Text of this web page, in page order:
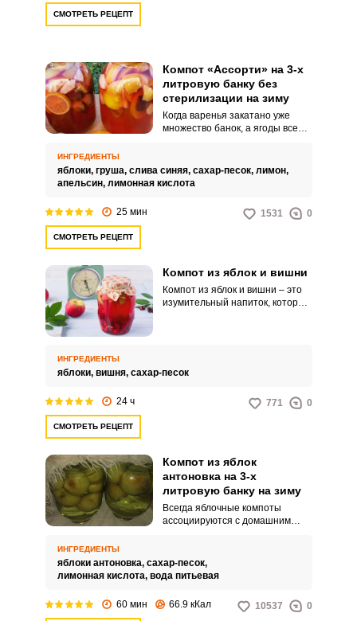
СМОТРЕТЬ РЕЦЕПТ
Компот «Ассорти» на 3-х
литровую банку без
стерилизации на зиму
Когда варенья закатано уже
множество банок, а ягоды все
компота «Ассорти» на 3-х
литровую банку без
безумно вкусным, насыщенным
ИНГРЕДИЕНТЫ
яблоки, груша, слива синяя, сахар-песок, лимон,
апельсин, лимонная кислота
25 мин 1531 0
СМОТРЕТЬ РЕЦЕПТ
Компот из яблок и вишни
Компот из яблок и вишни – это
изумительный напиток, который
ИНГРЕДИЕНТЫ
яблоки, вишня, сахар-песок
24 ч 771 0
СМОТРЕТЬ РЕЦЕПТ
Компот из яблок
антоновка на 3-х
литровую банку на зиму
Всегда яблочные компоты
ассоциируются с домашним
чудесным напитком всю зиму,
заготовьте его в нескольких
ИНГРЕДИЕНТЫ
яблоки антоновка, сахар-песок,
лимонная кислота, вода питьевая
60 мин 66.9 кКал 10537 0